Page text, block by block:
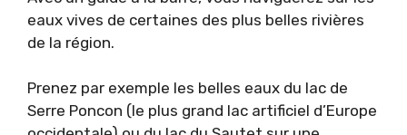
eaux vives de certaines des plus belles rivières
de la région.
Prenez par exemple les belles eaux du lac de
Serre Poncon (le plus grand lac artificiel d’Europe